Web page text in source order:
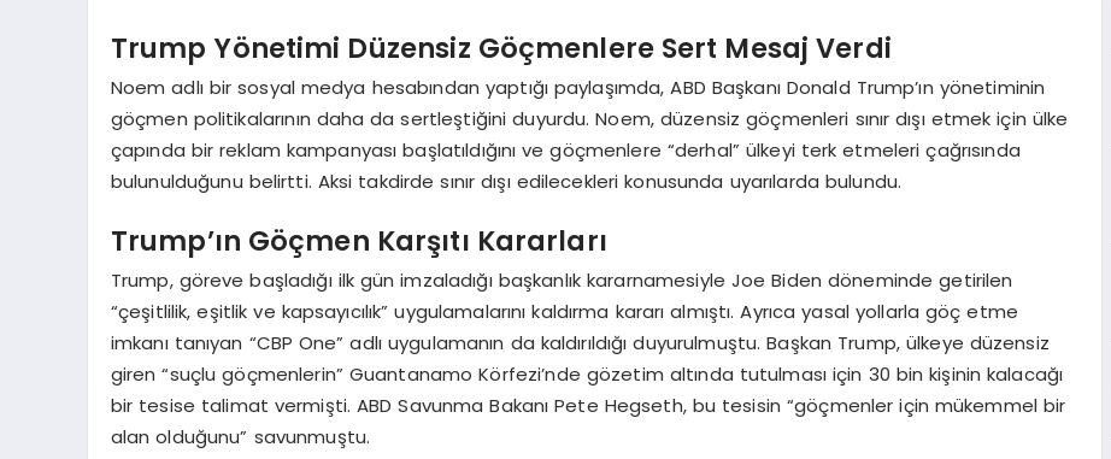
Trump Yönetimi Düzensiz Göçmenlere Sert Mesaj Verdi
Noem adlı bir sosyal medya hesabından yaptığı paylaşımda, ABD Başkanı Donald Trump’ın yönetiminin
göçmen politikalarının daha da sertleştiğini duyurdu. Noem, düzensiz göçmenleri sınır dışı etmek için ülke
çapında bir reklam kampanyası başlatıldığını ve göçmenlere “derhal” ülkeyi terk etmeleri çağrısında
bulunulduğunu belirtti. Aksi takdirde sınır dışı edilecekleri konusunda uyarılarda bulundu.
Trump’ın Göçmen Karşıtı Kararları
Trump, göreve başladığı ilk gün imzaladığı başkanlık kararnamesiyle Joe Biden döneminde getirilen
“çeşitlilik, eşitlik ve kapsayıcılık” uygulamalarını kaldırma kararı almıştı. Ayrıca yasal yollarla göç etme
imkanı tanıyan “CBP One” adlı uygulamanın da kaldırıldığı duyurulmuştu. Başkan Trump, ülkeye düzensiz
giren “suçlu göçmenlerin” Guantanamo Körfezi’nde gözetim altında tutulması için 30 bin kişinin kalacağı
bir tesise talimat vermişti. ABD Savunma Bakanı Pete Hegseth, bu tesisin “göçmenler için mükemmel bir
alan olduğunu” savunmuştu.